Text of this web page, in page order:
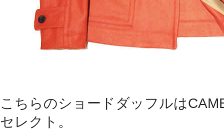
こちらのショードダッフルは
セレクト。